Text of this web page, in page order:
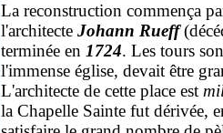
La reconstruction commença
l'architecte Johann Rueff
terminée en 1724. Les tours
l'immense église, devait être
L'architecte de cette place est
la Chapelle Sainte fut dérivée,